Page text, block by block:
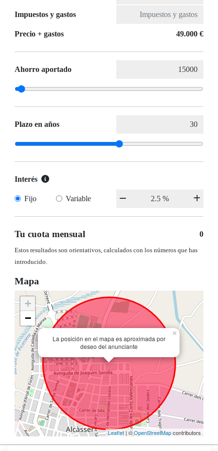
Impuestos y gastos
Precio + gastos 49.000 €
Ahorro aportado
Plazo en años
Interés
Fijo Variable
Tu cuota mensual 0
Estos resultados son orientativos, calculados con los números que has
introducido.
Mapa
La posición en el mapa es aproximada por
deseo del anunciante
×
+
−
Leaflet | ©OpenStreetMapcontributors